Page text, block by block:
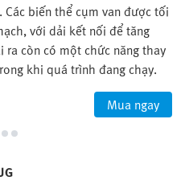
biến thể cụm van được tối
với dải kết nối để tăng
ra còn có một chức năng thay
khi quá trình đang chạy.
Mua ngay